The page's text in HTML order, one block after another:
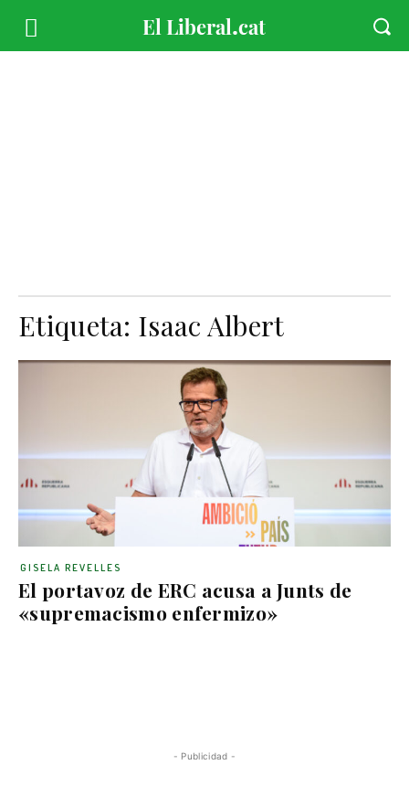
Etiqueta: Isaac Albert
El portavoz de ERC acusa a Junts de
«supremacismo enfermizo»
GISELA REVELLES
- Publicidad -